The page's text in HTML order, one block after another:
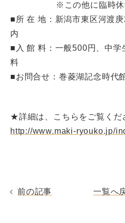
※この他に臨時休館
■所 在 地：新潟市東区河渡
内
■入 館 料：一般500円、中
料
■お問合せ：巻菱湖記念時
★詳細は、こちらをご覧くだ
http://www.maki-ryouko.jp/
前の記事 一覧へ